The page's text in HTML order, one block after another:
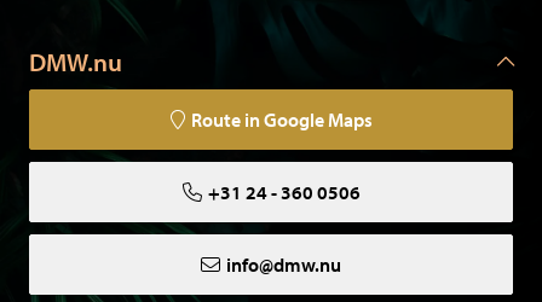
DMW.nu
Route in Google Maps
+31 24 - 360 0506
info@dmw.nu